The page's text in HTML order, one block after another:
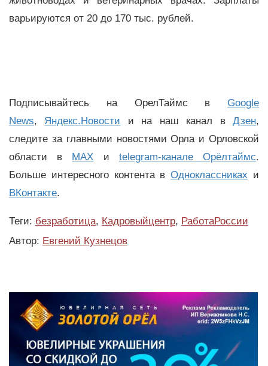
варьируются от 20 до 170 тыс. рублей.
Подписывайтесь на ОрелТаймс в Google
News, Яндекс.Новости и на наш канал вДзен,
следите за главными новостями Орла и Орловской
области в MAX и telegram-канале Орёлтаймс.
Больше интересного контента вОдноклассниках и
ВКонтакте.
Теги: безработица, Кадровыйцентр, РаботаРоссии
Автор: Евгений Кузнецов